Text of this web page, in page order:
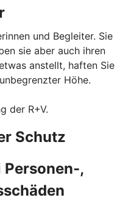
und Begleiter. Sie
sie aber auch ihren
anstellt, haften Sie
Höhe.
der R+V.
Schutz
Personen-,